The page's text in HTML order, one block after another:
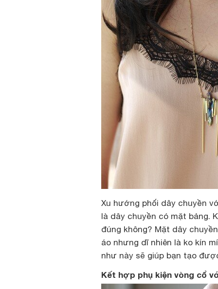
Xu hướng phối dây chuyền
là dây chuyền có mặt bảng.
đúng không? Mặt dây
áo nhưng dĩ nhiên là ko kín
như này sẽ giúp bạn tạo
Kết hợp phụ kiện vòng cổ